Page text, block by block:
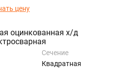
цену
оцинкованная х/д
Сечение
Квадратная